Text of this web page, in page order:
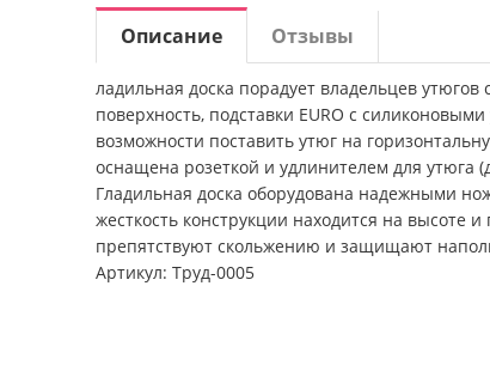
Описание Отзывы
ладильная доска порадует владельцев
поверхность, подставки EURO с
возможности поставить утюг на
оснащена розеткой и удлинителем для утюга
Гладильная доска оборудована надежными
жесткость конструкции находится на
препятствуют скольжению и защищают
Артикул: Труд-0005